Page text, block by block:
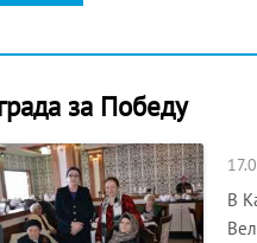
за Победу
В